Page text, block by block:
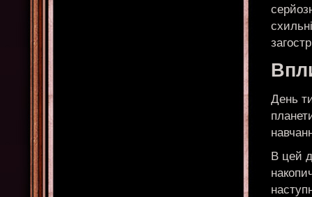
День
В цей